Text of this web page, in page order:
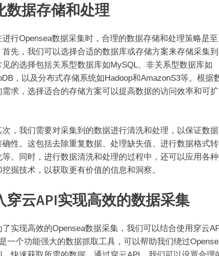
数据存储和处理
Opensea数据采集时，合理的数据存储和处理策略是至
首先，我们可以选择合适的数据库或存储方案来存储采集
见的选择包括关系型数据库如MySQL、非关系型数据库如
，以及分布式存储系统如Hadoop和AmazonS3等。根据
需求，选择适合的存储方案可以提高数据的访问效率和可
我们需要对采集到的数据进行清洗和处理，以保证数
确性。这包括去除重复数据、处理缺失值、进行数据格式
等。同时，进行数据清洗和处理的过程中，还可以应用各
掘技术，以获取更有价值的信息和洞察。
穿云API实现高效的数据采集
现高效的Opensea数据采集，我们可以结合使用穿云
一个功能强大的数据抓取工具，可以帮助我们绕过